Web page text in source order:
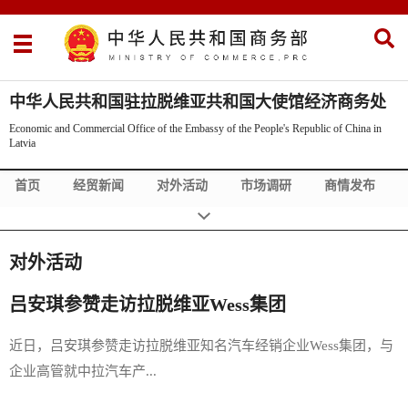
中华人民共和国驻拉脱维亚共和国大使馆经济商务处
Economic and Commercial Office of the Embassy of the People's Republic of China in
Latvia
首页 经贸新闻 对外活动 市场调研 商情发布
Bilateral Visits
About Us
对外活动
吕安琪参赞走访拉脱维亚Wess集团
近日，吕安琪参赞走访拉脱维亚知名汽车经销企业Wess集团，与
企业高管就中拉汽车产...